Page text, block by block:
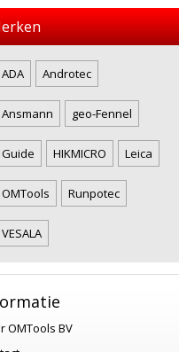
ADA Androtec
Ansmann geo-Fennel
Guide HIKMICRO Leica
OMTools Runpotec
VESALA
OMTools BV